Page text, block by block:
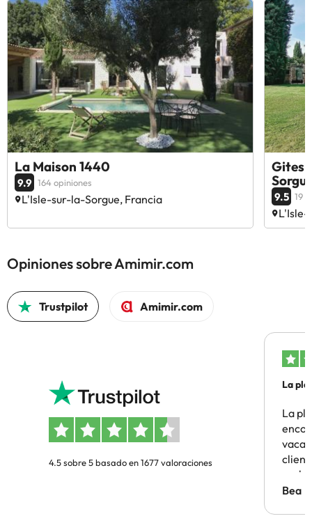
La Maison 1440
9.9 164 opiniones
L'Isle-sur-la-Sorgue, Francia
Gites
9.5 19
L'Isle-
Opiniones sobre Amimir.com
Trustpilot Amimir.com
4.5 sobre 5 basado en 1677 valoraciones
La
La
Bea